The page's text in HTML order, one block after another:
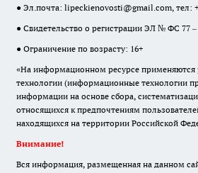
● Эл.почта: lipeckienovosti@gmail.com, тел:
● Свидетельство о регистрации ЭЛ № ФС 77 –
● Ограничение по возрасту: 16+
«На информационном ресурсе применяются
технологии (информационные технологии
информации на основе сбора,
относящихся к предпочтениям
находящихся на территории Российской
Внимание!
Вся информация, размещенная на данном